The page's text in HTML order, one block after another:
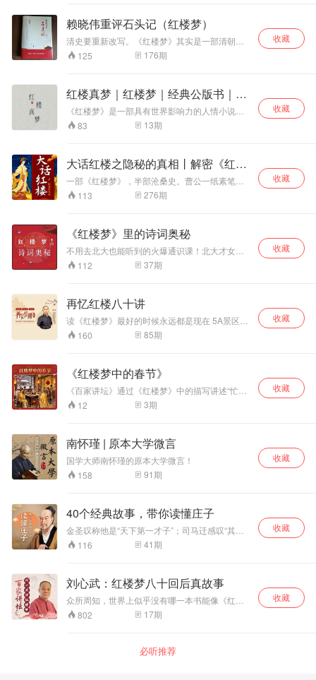
将人世间的善、
恶、美、丑依一展
现。 届时，五位一
直被民间热传的五
大圣身，将汇聚本
东北。 本书立志于
教育人、感化人，
崇尚正义、反对邪
恶。以寓教于乐于
讲述。 那么金明又
和五家身圣有何渊
源呢？欲知后事如
何，听我慢慢道来
长满了大大小小、
老老少少的柳树，
所以叫“柳树沟”。
相传柳树沟是个乱
葬岗，经常发生一
的事，所以很少有
人从这里走，除了
一些年纪大的人以
外，几乎没人知道
人家，分为上下两
个生产队，西边
的，是下生产队，
我们通常叫“下
包的最多，是大
户。而我们家住在
东边的“上队”，大
多都姓刘，也基本
师，以其深厚的学
识与丰富的人生感
悟及处世哲学，带
从老子的传奇人生
出发，探讨为何要
学习《道德经》。
会 “非淡泊无以明
志” 的境界，感受
“得道者无烦恼” 的
味 “上善若水” 的魅
力。
以在我们讲的红楼人物身上，找到你自己的影
子。 这是他们的故事，也是我们的故事。
赖晓伟重评石头记（红楼梦）
清史要重新改写。《红楼梦》其实是一部清朝的
史书。 其实，《红楼梦》书上讲得很明白，天上
的神瑛侍者（传国玺的化身）下凡，投胎到了大
皇宫里的荣华富贵，最后重新变回石头，将在清
宫里的所见所闻（宫闱秘史）刻在了石头之上，
留给了后世。 原来，《红楼梦》的“红楼”二字其
实是指紫禁城。书中的贾府其实就是大清皇家，
大观园则是圆明园，贾宝玉其实是大清皇帝，林
世、董鄂妃之死等大量的清宫秘史。 本书《赖晓
伟重评石头记》典藏版自2021年出版以来，被众
多红楼梦迷誉为是对《红楼梦》真正的解读，足
以让您领略260年来红学巅峰的奇光，不枉此生
125 176期
收藏
红楼真梦｜红楼梦｜经典公版书｜四
大名著
《红楼梦》是一部具有世界影响力的人情小说、
中国封建社会的百科全书、传统文化的集大成
者。其作者以“大旨谈情，实录其事”自勉，只按自
致，取得了非凡的艺术成就。“真事隐去，假语存
焉”的特殊笔法更是令后世读者脑洞大开，揣测之
说久而遂多。二十世纪以来，《红楼梦》更以其
丰富深刻的思想底蕴和异常出色的艺术成就使学
术界产生了以其为研究对象的专门学问——红
83 13期
收藏
大话红楼之隐秘的真相丨解密《红楼
梦》
一部《红楼梦》，半部沧桑史。曹公一纸素笔，
历时十载春秋，书中字字玑珠，道尽人生百态。
少年不懂红楼梦，读懂已是梦中人。 从庙堂到江
到荣国府的大门，让《红楼梦》距离普通人越来
越远了。 同时曹雪芹是个“狡猾”的作者，他用文
字构建了一部表层《红楼梦》，把另一部《红楼
梦》留给读者，期待我们用自己的生平所闻和想
密码，引用部分脂砚斋的批语，加上自己的创
见，以全景方式品读这部社群文化的百科全书。
领你走进真正的大观园，弥补你那从未读过、读
不下来、读不明白《红楼梦》的遗憾。
113 276期
收藏
《红楼梦》里的诗词奥秘
不用去北大也能听到的火爆通识课！北大才女教
师张一南开讲：《红楼梦》里的诗词是怎样炼成
的
112 37期
收藏
再忆红楼八十讲
读《红楼梦》最好的时候永远都是现在 5A景区大
观园里赏美人美景，钟鸣鼎食贾府兴衰看世事变
迁， 古典名著《红楼梦》中品人生新境界 假作真
恨秋悲皆自惹,花容月貌为谁妍 “满纸荒唐言,一把
辛酸泪” “世事洞明皆学问,人情练达即文章”“机关
算尽太聪明,反算了卿卿性命 一个是阆苑仙葩,一
个是美玉无瑕 听孟云剑老师解构《红楼梦》精
髓，分析缜密逻辑严谨思路清晰 3D环绕品读立体
160 85期
收藏
《红楼梦中的春节》
《百家讲坛》通过《红楼梦》中的描写讲述“忙
年”习俗的由来以及传统节日的民俗习惯。春节是
我国最重要的传统节日，几千年以来它深刻影响
我国的汉族和很多少数民族以及东亚的一些国家
和地区，都要举行各种活动以示庆祝，这些活动
以祭祀神佛、祭奠祖先、除旧布新、迎禧接福、
祈求丰年为主要内容，活动丰富多彩，带有浓郁
的民族特色。但在民间，人们从农历腊月初八就
样发压岁钱、家宴的菜色等，周岭一一讲述。
12 3期
收藏
南怀瑾 | 原本大学微言
国学大师南怀瑾的原本大学微言！
158
91期
收藏
40个经典故事，带你读懂庄子
金圣叹称他是“天下第一才子”；司马迁感叹“其学
无所不窥”；李白赞他为“开浩荡之奇言”。他是精
神国度的自由之王，他就是道家鼻祖庄子。 庄子
独立的人格，追求精神自由，其人生哲学也是道
家生命精神的一个集中体现，对我国的隐土思
想、自由人格、艺术精神产生着深远影响，对解
决当下人们精神上的“贫乏”具有重要启示意义。
接下来,就跟随嚣山书院一起聆听庄子智慧，厘清
116 41期
收藏
刘心武：红楼梦八十回后真故事
众所周知，世界上似乎没有哪一本书能像《红楼
梦》这样引起人们喋喋不休的争论，也没有哪一
本书能像《红楼梦》这样引发那么多人关注和研
一本不完整的书稿，这就给后人留下了巨大的话
语空间，《红楼梦》就像断臂的维纳斯一样，多
802 17期
收藏
必听推荐